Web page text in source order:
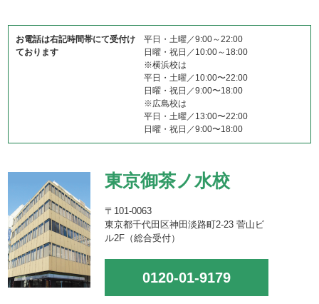
お電話は右記時間帯にて受付け
ております
平日・土曜／9:00～22:00
日曜・祝日／10:00～18:00
※横浜校は
平日・土曜／10:00〜22:00
日曜・祝日／9:00〜18:00
※広島校は
平日・土曜／13:00〜22:00
日曜・祝日／9:00〜18:00
東京御茶ノ水校
〒101-0063
東京都千代田区神田淡路町2-23 菅山ビ
ル2F（総合受付）
0120-01-9179